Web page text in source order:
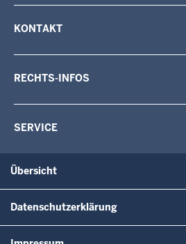
KONTAKT
RECHTS-INFOS
SERVICE
Übersicht
Datenschutzerklärung